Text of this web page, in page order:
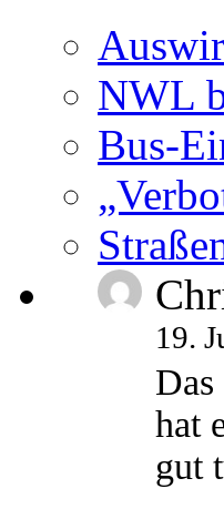
NWL
Bus-
19.
hat
gut